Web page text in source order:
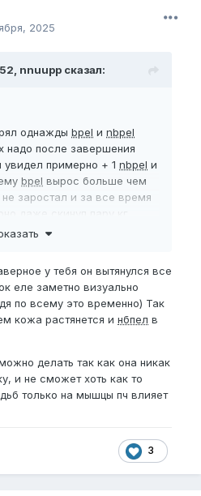
2025
nnuupp сказал:
однажды bpel и nbpel
надо после завершения
увидел примерно + 1 nbpel и
bpel вырос больше чем
заростал и за все время
про бб пч. Хочу
ее в свою практику. Если
рад совету. Норм ли его
цикл тяг или одно другому
в параллель?
у тебя он вытянулся все
еле заметно визуально
по всему это временно) Так
кожа растянется и нбпел в
делать так как она никак
и не сможет хоть как то
только на мышцы пч влияет
3